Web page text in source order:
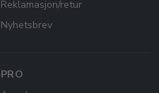
Reklamasjon/retur
Nyhetsbrev
PRO